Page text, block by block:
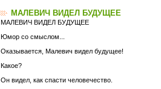
МАЛЕВИЧ ВИДЕЛ БУДУЩЕЕ
МАЛЕВИЧ ВИДЕЛ БУДУЩЕЕ
Юмор со смыслом...
Оказывается, Малевич видел будущее!
Какое?
Он видел, как спасти человечество.